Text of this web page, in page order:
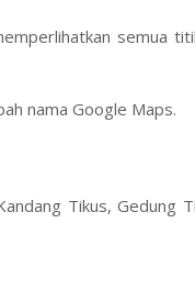
semua
nama Google Maps.
Tikus, Gedung